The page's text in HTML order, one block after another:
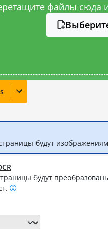
файлы сюда
s
будут
будут